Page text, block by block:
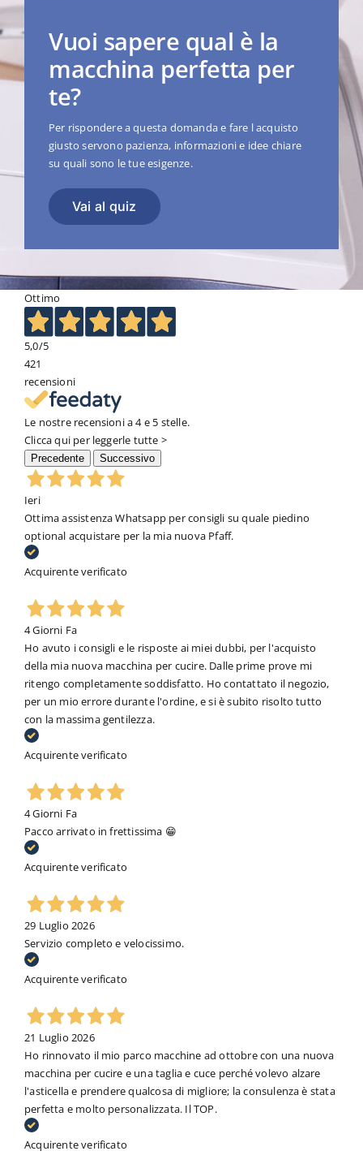
Vuoi sapere qual è la
macchina perfetta per
te?
Per rispondere a questa domanda e fare l acquisto
giusto servono pazienza, informazioni e idee chiare
su quali sono le tue esigenze.
Vai al quiz
Ottimo
5,0/5
421
recensioni
Le nostre recensioni a 4 e 5 stelle.
Clicca qui per leggerle tutte >
Precedente Successivo
Ieri
Ottima assistenza Whatsapp per consigli su quale piedino
optional acquistare per la mia nuova Pfaff.
Acquirente verificato
4 Giorni Fa
Ho avuto i consigli e le risposte ai miei dubbi, per l'acquisto
della mia nuova macchina per cucire. Dalle prime prove mi
ritengo completamente soddisfatto. Ho contattato il negozio,
per un mio errore durante l'ordine, e si è subito risolto tutto
con la massima gentilezza.
Acquirente verificato
4 Giorni Fa
Pacco arrivato in frettissima 😁
Acquirente verificato
29 Luglio 2026
Servizio completo e velocissimo.
Acquirente verificato
21 Luglio 2026
Ho rinnovato il mio parco macchine ad ottobre con una nuova
macchina per cucire e una taglia e cuce perché volevo alzare
l'asticella e prendere qualcosa di migliore; la consulenza è stata
perfetta e molto personalizzata. Il TOP.
Acquirente verificato